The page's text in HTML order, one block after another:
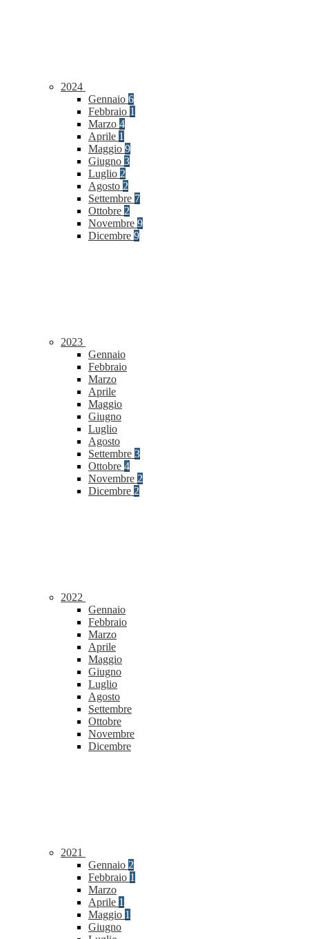
2024
Gennaio 6
Febbraio 1
Marzo 4
Aprile 1
Maggio 9
Giugno 3
Luglio 2
Agosto 2
Settembre 7
Ottobre 2
Novembre 9
Dicembre 9
2023
Gennaio
Febbraio
Marzo
Aprile
Maggio
Giugno
Luglio
Agosto
Settembre 3
Ottobre 4
Novembre 2
Dicembre 2
2022
Gennaio
Febbraio
Marzo
Aprile
Maggio
Giugno
Luglio
Agosto
Settembre
Ottobre
Novembre
Dicembre
2021
Gennaio 2
Febbraio 1
Marzo
Aprile 1
Maggio 1
Giugno